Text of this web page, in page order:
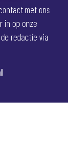
met ons
in op onze
redactie via